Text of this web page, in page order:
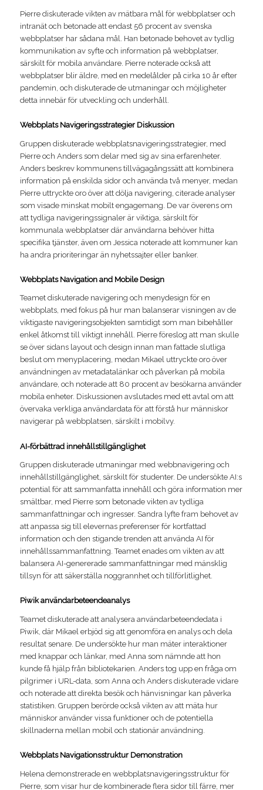
Pierre diskuterade vikten av mätbara mål för webbplatser och
intranät och betonade att endast 56 procent av svenska
webbplatser har sådana mål. Han betonade behovet av tydlig
kommunikation av syfte och information på webbplatser,
särskilt för mobila användare. Pierre noterade också att
webbplatser blir äldre, med en medelålder på cirka 10 år efter
pandemin, och diskuterade de utmaningar och möjligheter
detta innebär för utveckling och underhåll.
Webbplats Navigeringsstrategier Diskussion
Gruppen diskuterade webbplatsnavigeringsstrategier, med
Pierre och Anders som delar med sig av sina erfarenheter.
Anders beskrev kommunens tillvägagångssätt att kombinera
information på enskilda sidor och använda två menyer, medan
Pierre uttryckte oro över att dölja navigering, citerade analyser
som visade minskat mobilt engagemang. De var överens om
att tydliga navigeringssignaler är viktiga, särskilt för
kommunala webbplatser där användarna behöver hitta
specifika tjänster, även om Jessica noterade att kommuner kan
ha andra prioriteringar än nyhetssajter eller banker.
Webbplats Navigation and Mobile Design
Teamet diskuterade navigering och menydesign för en
webbplats, med fokus på hur man balanserar visningen av de
viktigaste navigeringsobjekten samtidigt som man bibehåller
enkel åtkomst till viktigt innehåll. Pierre föreslog att man skulle
se över sidans layout och design innan man fattade slutliga
beslut om menyplacering, medan Mikael uttryckte oro över
användningen av metadatalänkar och påverkan på mobila
användare, och noterade att 80 procent av besökarna använder
mobila enheter. Diskussionen avslutades med ett avtal om att
övervaka verkliga användardata för att förstå hur människor
navigerar på webbplatsen, särskilt i mobilvy.
AI-förbättrad innehållstillgänglighet
Gruppen diskuterade utmaningar med webbnavigering och
innehållstillgänglighet, särskilt för studenter. De undersökte AI:s
potential för att sammanfatta innehåll och göra information mer
smältbar, med Pierre som betonade vikten av tydliga
sammanfattningar och ingresser. Sandra lyfte fram behovet av
att anpassa sig till elevernas preferenser för kortfattad
information och den stigande trenden att använda AI för
innehållssammanfattning. Teamet enades om vikten av att
balansera AI-genererade sammanfattningar med mänsklig
tillsyn för att säkerställa noggrannhet och tillförlitlighet.
Piwik användarbeteendeanalys
Teamet diskuterade att analysera användarbeteendedata i
Piwik, där Mikael erbjöd sig att genomföra en analys och dela
resultat senare. De undersökte hur man mäter interaktioner
med knappar och länkar, med Anna som nämnde att hon
kunde få hjälp från bibliotekarien. Anders tog upp en fråga om
pilgrimer i URL-data, som Anna och Anders diskuterade vidare
och noterade att direkta besök och hänvisningar kan påverka
statistiken. Gruppen berörde också vikten av att mäta hur
människor använder vissa funktioner och de potentiella
skillnaderna mellan mobil och stationär användning.
Webbplats Navigationsstruktur Demonstration
Helena demonstrerade en webbplatsnavigeringsstruktur för
Pierre, som visar hur de kombinerade flera sidor till färre, mer